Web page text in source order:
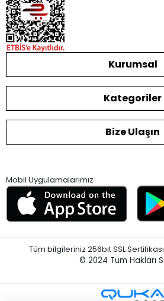
Kurumsal
Kategoriler
Bize Ulaşın
Mobil Uygulamalarımız
Tüm bilgileriniz 256bit SSL
© 2024 Tüm Hakları